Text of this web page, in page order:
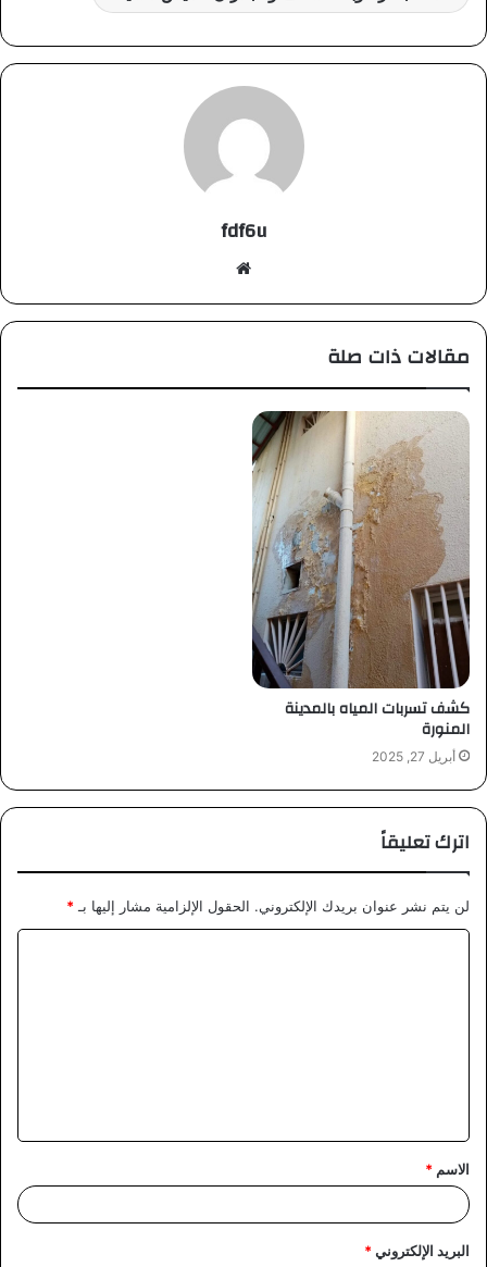
fdf6u
مقالات ذات صلة
كشف تسربات المياه بالمدينة
المنورة
أبريل 27, 2025
اترك تعليقاً
لن يتم نشر عنوان بريدك الإلكتروني. الحقول الإلزامية مشار إليها بـ *
ق
*
الاسم *
البريد الإلكتروني*